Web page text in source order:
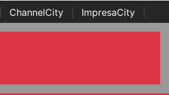
ChannelCity ImpresaCity
| Italian Channel Awards | Italian